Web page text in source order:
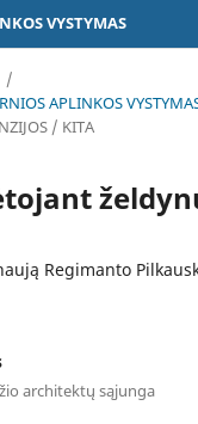
VYSTYMAS
/
APLINKOS
/ KITA
Regimanto
architektų sąjunga